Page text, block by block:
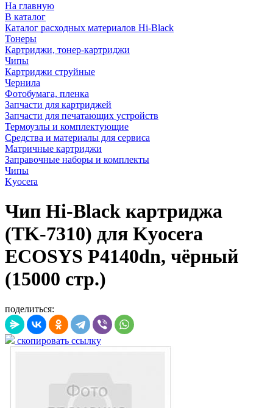
На главную
В каталог
Каталог расходных материалов Hi-Black
Тонеры
Картриджи, тонер-картриджи
Чипы
Картриджи струйные
Чернила
Фотобумага, пленка
Запчасти для картриджей
Запчасти для печатающих устройств
Термоузлы и комплектующие
Средства и материалы для сервиса
Матричные картриджи
Заправочные наборы и комплекты
Чипы
Kyocera
Чип Hi-Black картриджа
(TK-7310) для Kyocera
ECOSYS P4140dn, чёрный
(15000 стр.)
поделиться:
скопировать ссылку